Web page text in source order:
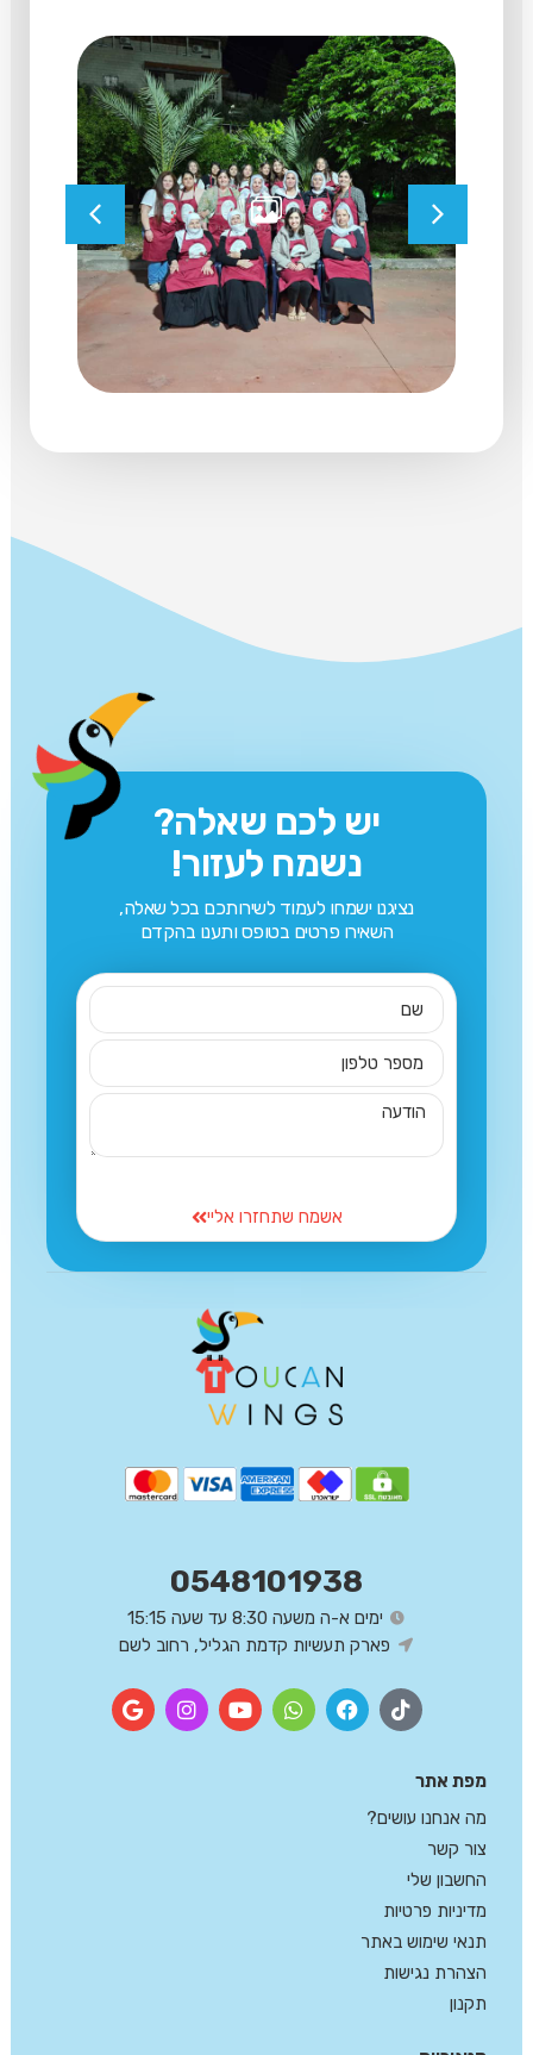
יש לכם שאלה?
נשמח לעזור!
נציגנו ישמחו לעמוד לשירותכם בכל שאלה,
השאירו פרטים בטופס ותענו בהקדם
אשמח שתחזרו אליי
מפת אתר
מה אנחנו עושים?
צור קשר
החשבון שלי
מדיניות פרטיות
תנאי שימוש באתר
הצהרת נגישות
תקנון
0548101938
ימים א-ה משעה 8:30 עד שעה 15:15
פארק תעשיות קדמת הגליל, רחוב לשם